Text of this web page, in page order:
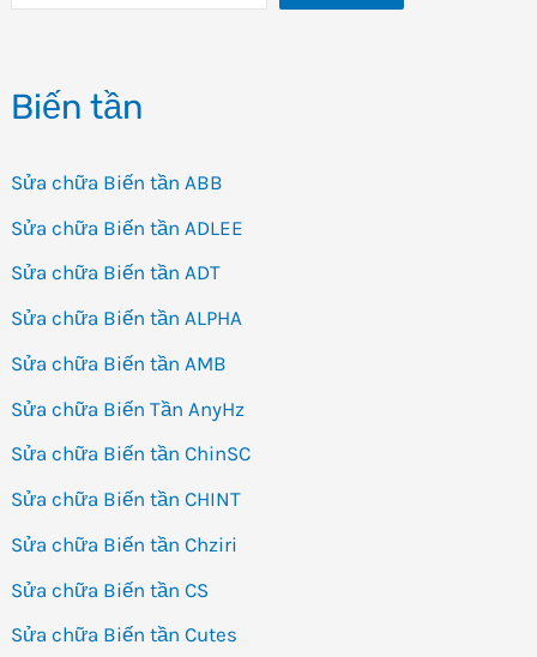
Biến tần
Sửa chữa Biến tần ABB
Sửa chữa Biến tần ADLEE
Sửa chữa Biến tần ADT
Sửa chữa Biến tần ALPHA
Sửa chữa Biến tần AMB
Sửa chữa Biến Tần AnyHz
Sửa chữa Biến tần ChinSC
Sửa chữa Biến tần CHINT
Sửa chữa Biến tần Chziri
Sửa chữa Biến tần CS
Sửa chữa Biến tần Cutes